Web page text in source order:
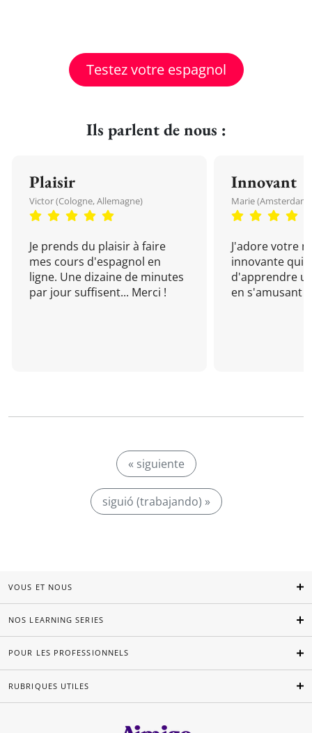
Testez votre espagnol
Ils parlent de nous :
Plaisir
Victor (Cologne, Allemagne)
Je prends du plaisir à faire
mes cours d'espagnol en
ligne. Une dizaine de minutes
par jour suffisent... Merci !
Innovant
Marie (Amsterdam,
J'adore votre
innovante qui
d'apprendre
en s'amusant !
« siguiente
siguió (trabajando) »
VOUS ET NOUS
NOS LEARNING SERIES
POUR LES PROFESSIONNELS
RUBRIQUES UTILES